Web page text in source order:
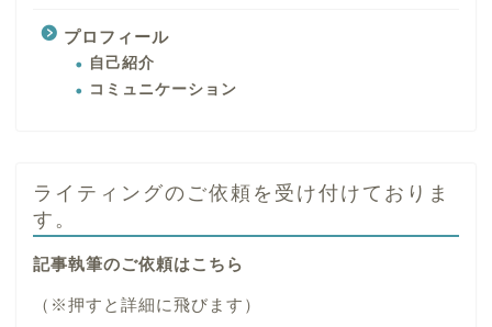
プロフィール
自己紹介
コミュニケーション
ライティングのご依頼を受け付けておりま
す。
記事執筆のご依頼はこちら
（※押すと詳細に飛びます）